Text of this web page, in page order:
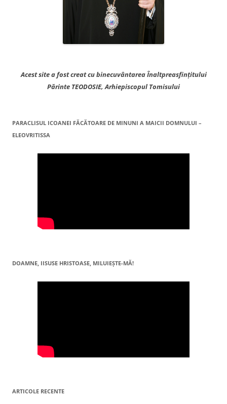
Acest site a fost creat cu binecuvântarea Înaltpreasfințitului
Părinte TEODOSIE, Arhiepiscopul Tomisului
PARACLISUL ICOANEI FĂCĂTOARE DE MINUNI A MAICII DOMNULUI –
ELEOVRITISSA
DOAMNE, IISUSE HRISTOASE, MILUIEŞTE-MĂ!
ARTICOLE RECENTE